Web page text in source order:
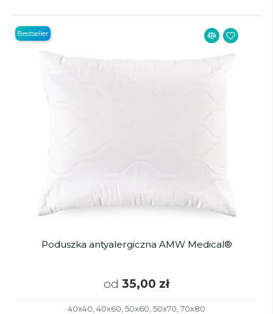
Poduszka antyalergiczna AMW Medical®
od 35,00 zł
40x40, 40x60, 50x60, 50x70, 70x80
Bestseller